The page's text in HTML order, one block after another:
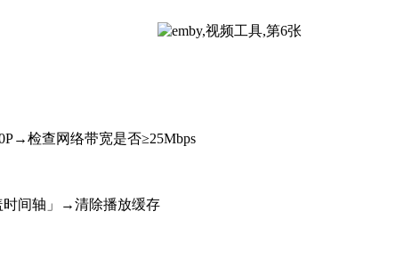
检查网络带宽是否≥25Mbps
时间轴」→清除播放缓存